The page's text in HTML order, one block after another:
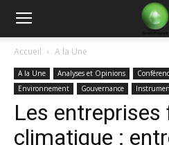
Green
Finance
Accueil A la Une
A la Une Analyses et Opinions
Environnement
Gouvernance
Les entreprises
climatique :